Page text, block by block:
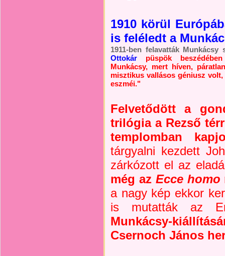
1910 körül
is feléledt a
1911-ben felavatták
Ottokár
püspök
Munkácsy, mert híven,
misztikus vallásos géniusz
eszméi."
Felvetődött a
trilógia a Rezső
templomban
tárgyalni kezdett
zárkózott el az
még az Ecce homo
a nagy kép ekkor
is mutatták az
Munkácsy-
Csernoch János